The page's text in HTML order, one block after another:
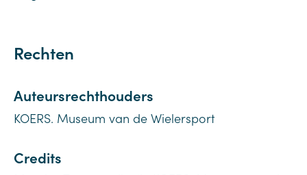
Rechten
Auteursrechthouders
KOERS. Museum van de Wielersport
Credits